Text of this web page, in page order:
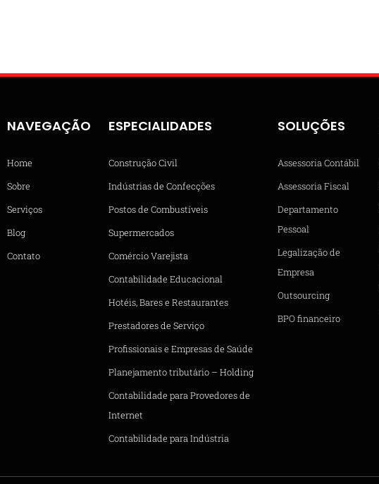
NAVEGAÇÃO
Home
Sobre
Serviços
Blog
Contato
ESPECIALIDADES
Construção Civil
Indústrias de Confecções
Postos de Combustíveis
Supermercados
Comércio Varejista
Contabilidade Educacional
Hotéis, Bares e Restaurantes
Prestadores de Serviço
Profissionais e Empresas de Saúde
Planejamento tributário – Holding
Contabilidade para Provedores de
Internet
Contabilidade para Indústria
SOLUÇÕES
Assessoria Contábil
Assessoria Fiscal
Departamento
Pessoal
Legalização de
Empresa
Outsourcing
BPO financeiro